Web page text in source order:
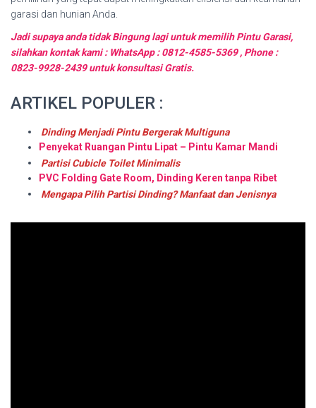
garasi dan hunian Anda.
Jadi supaya anda tidak Bingung lagi untuk memilih Pintu Garasi,
silahkan kontak kami : WhatsApp : 0812-4585-5369 , Phone :
0823-9928-2439 untuk konsultasi Gratis.
ARTIKEL POPULER :
Dinding Menjadi Pintu Bergerak Multiguna
Penyekat Ruangan Pintu Lipat – Pintu Kamar Mandi
Partisi Cubicle Toilet Minimalis
PVC Folding Gate Room, Dinding Keren tanpa Ribet
Mengapa Pilih Partisi Dinding? Manfaat dan Jenisnya